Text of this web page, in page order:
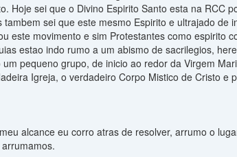
Hoje sei que o Divino Espirito Santo esta na RCC
sei que este mesmo Espirito e ultrajado de
este movimento e sim Protestantes como espirito
estao indo rumo a um abismo de sacrilegios,
pequeno grupo, de inicio ao redor da Virgem
Igreja, o verdadeiro Corpo Mistico de Cristo e
alcance eu corro atras de resolver, arrumo o